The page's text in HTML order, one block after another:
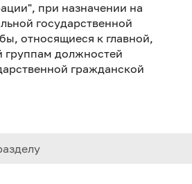
при назначении на
государственной
относящиеся к главной,
группам должностей
гражданской